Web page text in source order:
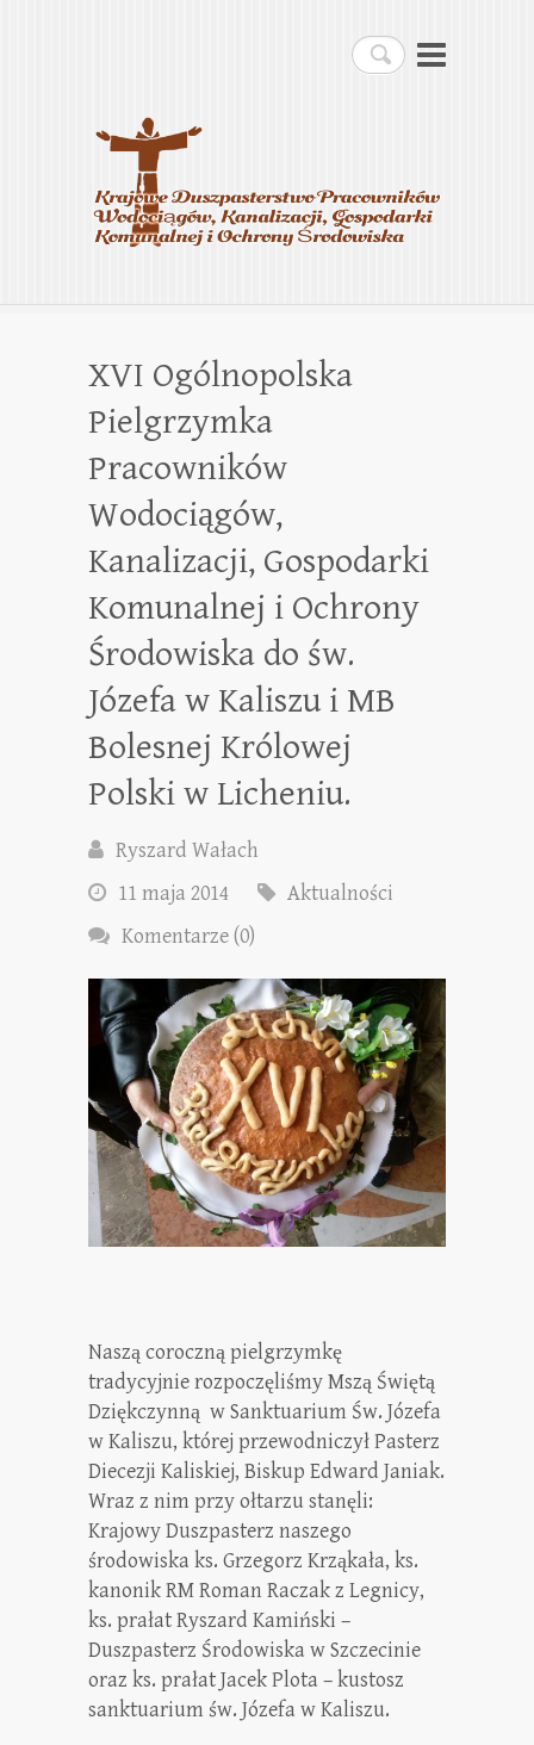
Szukaj
Krajowe Duszpasterstwo
Pracowników
Wodociągów, Kanalizacji,
Gospodarki Komunalnej i
Ochrony Środowiska
XVI Ogólnopolska
Pielgrzymka
Pracowników
Wodociągów,
Kanalizacji, Gospodarki
Komunalnej i Ochrony
Środowiska do św.
Józefa w Kaliszu i MB
Bolesnej Królowej
Polski w Licheniu.
Ryszard Wałach
11 maja 2014
Aktualności
Komentarze (0)
Naszą coroczną pielgrzymkę
tradycyjnie rozpoczęliśmy Mszą Świętą
Dziękczynną w Sanktuarium Św. Józefa
w Kaliszu, której przewodniczył Pasterz
Diecezji Kaliskiej, Biskup Edward Janiak.
Wraz z nim przy ołtarzu stanęli:
Krajowy Duszpasterz naszego
środowiska ks. Grzegorz Krząkała, ks.
kanonik RM Roman Raczak z Legnicy,
ks. prałat Ryszard Kamiński –
Duszpasterz Środowiska w Szczecinie
oraz ks. prałat Jacek Plota – kustosz
sanktuarium św. Józefa w Kaliszu.